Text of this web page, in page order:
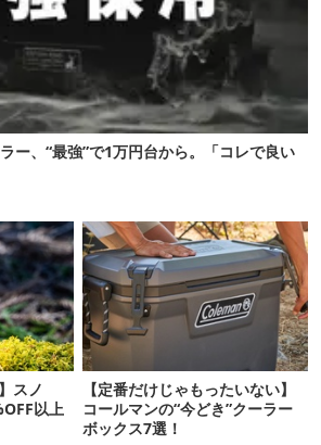
ー、“最強”で1万円台から。「コレで良い
スノ
以上
【定番だけじゃもったいない】
コールマンの“今どき”クーラー
ボックス7選！